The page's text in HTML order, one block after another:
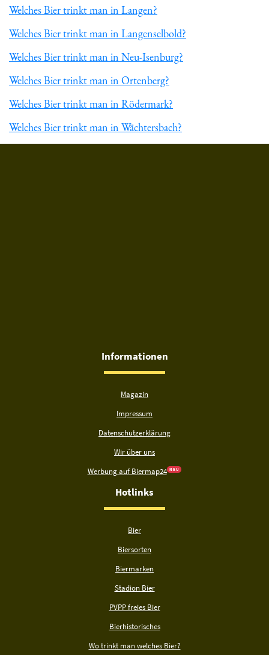
Welches Bier trinkt man in Langen?
Welches Bier trinkt man in Langenselbold?
Welches Bier trinkt man in Neu-Isenburg?
Welches Bier trinkt man in Ortenberg?
Welches Bier trinkt man in Rödermark?
Welches Bier trinkt man in Wächtersbach?
Informationen
Magazin
Impressum
Datenschutzerklärung
Wir über uns
Werbung auf Biermap24 N E U
Hotlinks
Bier
Biersorten
Biermarken
Stadion Bier
PVPP freies Bier
Bierhistorisches
Wo trinkt man welches Bier?